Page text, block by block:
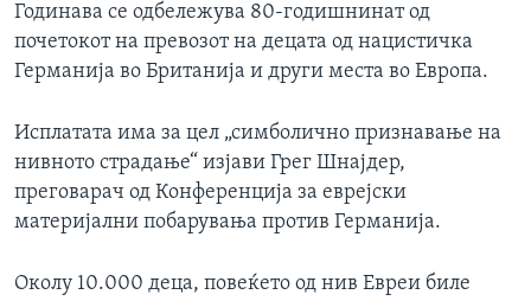
Годинава се одбележува 80-годишнинат од
почетокот на превозот на децата од нацистичка
Германија во Британија и други места во Европа.
Исплатата има за цел „симболично признавање на
нивното страдање“ изјави Грег Шнајдер,
преговарач од Конференција за еврејски
материјални побарувања против Германија.
Околу 10.000 деца, повеќето од нив Евреи биле